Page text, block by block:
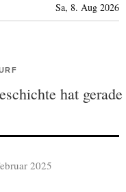
Sa, 8. Aug 2026
hat gerade
2025